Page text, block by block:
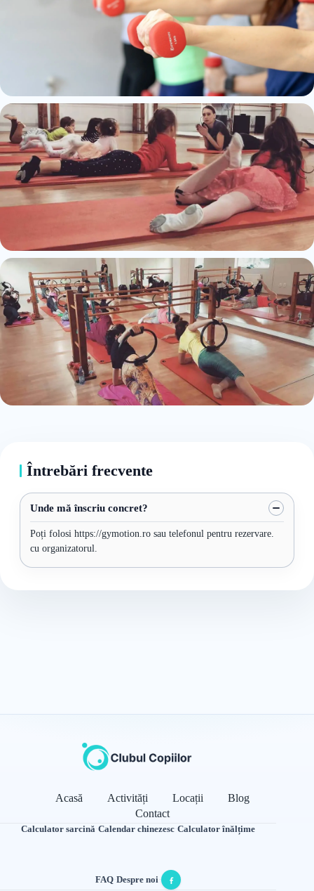
Întrebări frecvente
Unde mă înscriu concret?
Poți folosi https://gymotion.ro sau telefonul pentru rezervare.
cu organizatorul.
Acasă Activități Locații
Blog
Contact
Calculator sarcină·Calendar chinezesc·Calculator înălțime
FAQ·Despre noi·